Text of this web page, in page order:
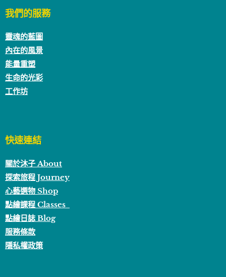
我們的服務
靈魂的藍圖
內在的風景
能量重塑
生命的光彩
工作坊
快速連結
關於沐子 About
探索旅程 Journey
心藝選物 Shop
點繪課程 Classes
點繪日誌 Blog
服務條款
隱私權政策